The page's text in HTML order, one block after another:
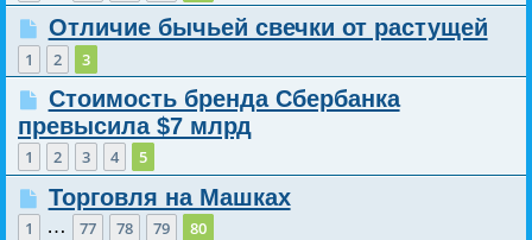
Отличие бычьей свечки от растущей
1 2 3
Стоимость бренда Сбербанка
превысила $7 млрд
1 2 3 4 5
Торговля на Машках
1 … 77 78 79 80